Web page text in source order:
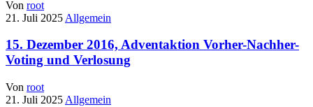
Von root
21. Juli 2025 Allgemein
15. Dezember 2016, Adventaktion Vorher-Nachher-
Voting und Verlosung
Von root
21. Juli 2025 Allgemein